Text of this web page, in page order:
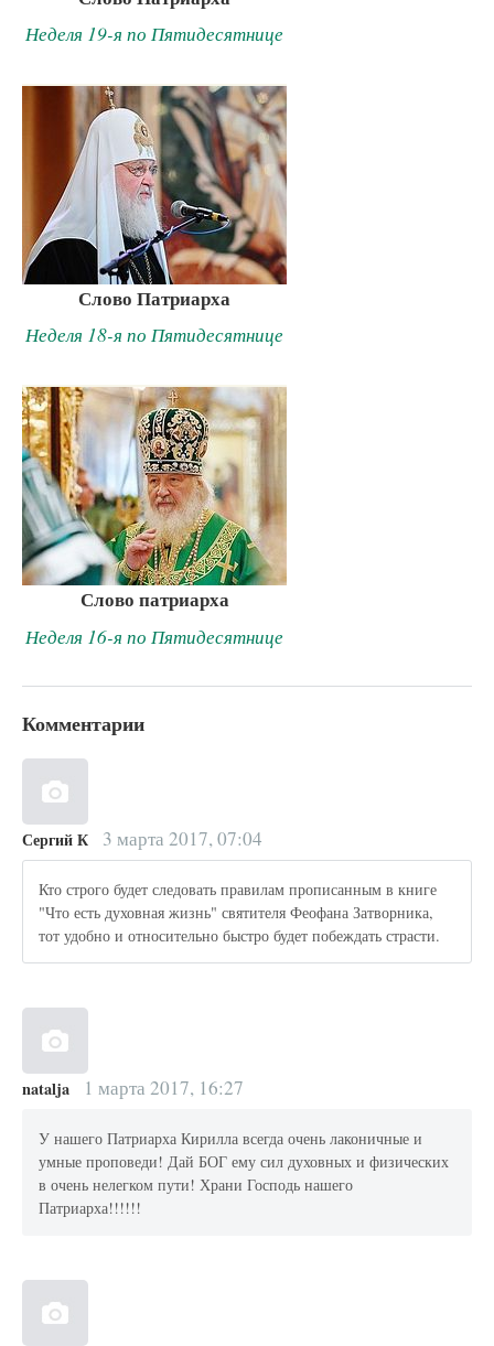
Неделя 19-я по Пятидесятнице
Слово Патриарха
Неделя 18-я по Пятидесятнице
Слово патриарха
Неделя 16-я по Пятидесятнице
Комментарии
Сергий К 3 марта 2017, 07:04
Кто строго будет следовать правилам прописанным в книге
"Что есть духовная жизнь" святителя Феофана Затворника,
тот удобно и относительно быстро будет побеждать страсти.
natalja 1 марта 2017, 16:27
У нашего Патриарха Кирилла всегда очень лаконичные и
умные проповеди! Дай БОГ ему сил духовных и физических
в очень нелегком пути! Храни Господь нашего
Патриарха!!!!!!